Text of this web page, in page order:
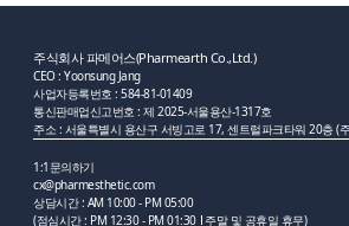
주식회사 파메어스(Pharmearth Co.,Ltd.)
CEO : Yoonsung Jang
사업자등록번호 : 584-81-01409
통신판매업신고번호 : 제 2025-서울용산-1317호
주소 : 서울특별시 용산구 서빙고로 17, 센트럴파크타워 20층 (
1:1문의하기
cx@pharmesthetic.com
상담시간 : AM 10:00 - PM 05:00
(점심시간 : PM 12:30 - PM 01:30 주말 및 공휴일 휴무)